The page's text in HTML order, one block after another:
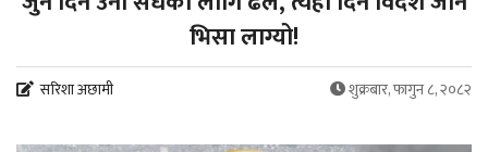
भिसा लाग्यो!
सरिशा अछामी शुक्रबार, फागुन ८, २०८२